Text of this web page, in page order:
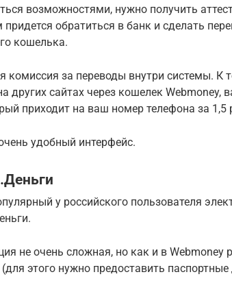
возможностями, нужно получить
придется обратиться в банк и сделать
кошелька.
комиссия за переводы внутри системы. К
других сайтах через кошелек
приходит на ваш номер телефона за 1,5
удобный интерфейс.
у российского пользователя
не очень сложная, но как и в
этого нужно предоставить